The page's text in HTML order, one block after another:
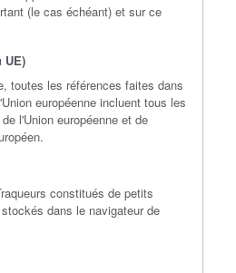
(le cas échéant) et sur ce
UE)
toutes les références faites dans
européenne incluent tous les
l'Union européenne et de
constitués de petits
dans le navigateur de